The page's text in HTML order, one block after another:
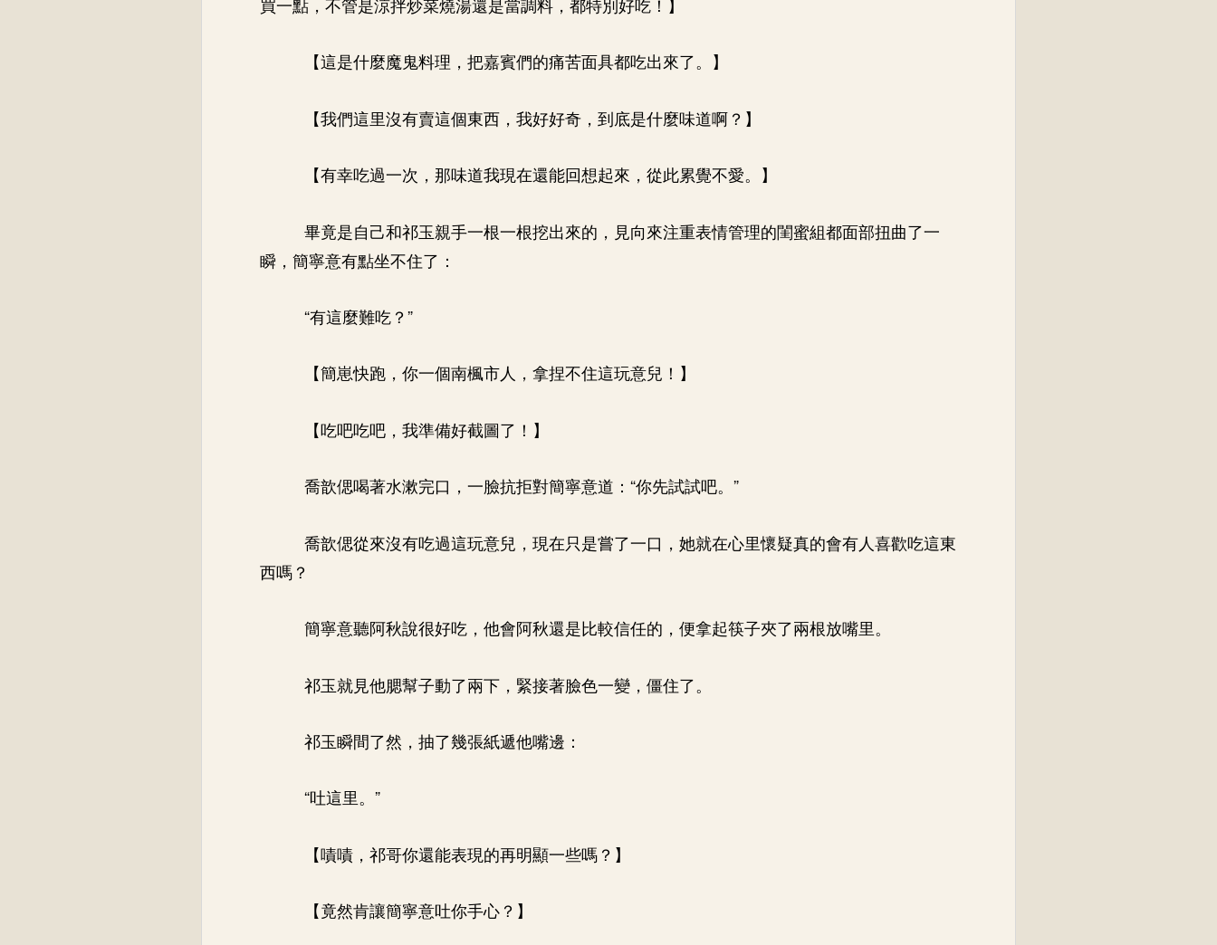
【這是什麼魔鬼料理，把嘉賓們的痛苦面具都吃出來了。】
【我們這里沒有賣這個東西，我好好奇，到底是什麼味道啊？】
【有幸吃過一次，那味道我現在還能回想起來，從此累覺不愛。】
畢竟是自己和祁玉親手一根一根挖出來的，見向來注重表情管理的閨蜜組都面部扭曲了一
瞬，簡寧意有點坐不住了：
“有這麼難吃？”
【簡崽快跑，你一個南楓市人，拿捏不住這玩意兒！】
【吃吧吃吧，我準備好截圖了！】
喬歆偲喝著水漱完口，一臉抗拒對簡寧意道：“你先試試吧。”
喬歆偲從來沒有吃過這玩意兒，現在只是嘗了一口，她就在心里懷疑真的會有人喜歡吃這東
西嗎？
簡寧意聽阿秋說很好吃，他會阿秋還是比較信任的，便拿起筷子夾了兩根放嘴里。
祁玉就見他腮幫子動了兩下，緊接著臉色一變，僵住了。
祁玉瞬間了然，抽了幾張紙遞他嘴邊：
“吐這里。”
【嘖嘖，祁哥你還能表現的再明顯一些嗎？】
【竟然肯讓簡寧意吐你手心？】